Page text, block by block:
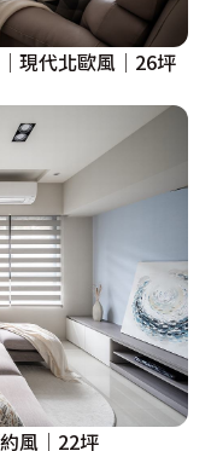
│現代北歐風│26坪
│簡約風│22坪